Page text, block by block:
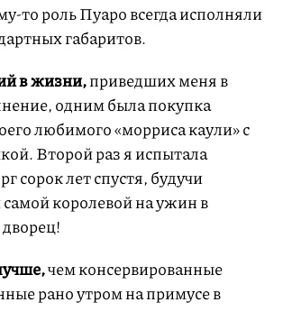
то роль Пуаро всегда исполняли
габаритов.
в жизни,приведших меня в
одним была покупка
любимого «морриса каули» с
Второй раз я испытала
сорок лет спустя, будучи
королевой на ужин в
чем консервированные
рано утром на примусе в